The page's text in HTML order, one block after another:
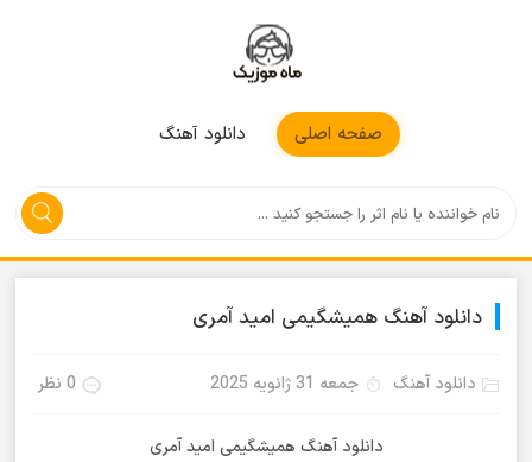
صفحه اصلی دانلود آهنگ
دانلود آهنگ همیشگیمی امید آمری
دانلود آهنگ جمعه 31 ژانویه 2025 0 نظر
دانلود آهنگ همیشگیمی امید آمری